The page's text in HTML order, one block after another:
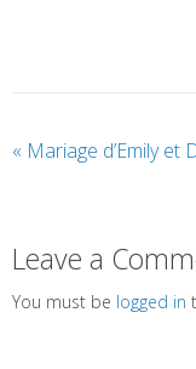
« Mariage d’Emily et
Leave a
You must be logged in